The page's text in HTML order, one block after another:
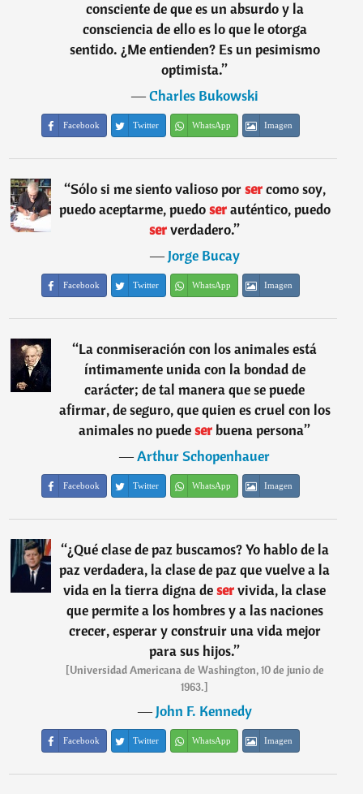
consciente de que es un absurdo y la
consciencia de ello es lo que le otorga
sentido. ¿Me entienden? Es un pesimismo
optimista.”
―Charles Bukowski
Facebook Twitter WhatsApp Imagen
“Sólo si me siento valioso porsercomo soy,
puedo aceptarme, puedoserauténtico, puedo
serverdadero.”
―Jorge Bucay
Facebook Twitter WhatsApp Imagen
“La conmiseración con los animales está
íntimamente unida con la bondad de
carácter; de tal manera que se puede
afirmar, de seguro, que quien es cruel con los
animales no puedeser buena persona”
―Arthur Schopenhauer
Facebook Twitter WhatsApp Imagen
“¿Qué clase de paz buscamos? Yo hablo de la
paz verdadera, la clase de paz que vuelve a la
vida en la tierra digna deservivida, la clase
que permite a los hombres y a las naciones
crecer, esperar y construir una vida mejor
para sus hijos.”
[Universidad Americana de Washington, 10 de junio de
1963.]
―John F. Kennedy
Facebook Twitter WhatsApp Imagen